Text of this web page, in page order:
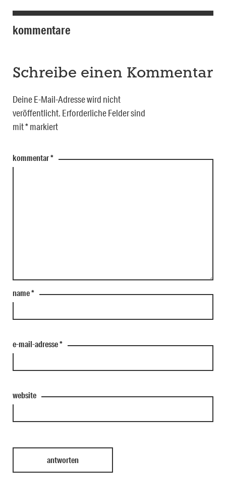
kommentare
Schreibe einen Kommentar
Deine E-Mail-Adresse wird nicht
veröffentlicht. Erforderliche Felder sind
mit*markiert
kommentar*
name*
e-mail-adresse*
website